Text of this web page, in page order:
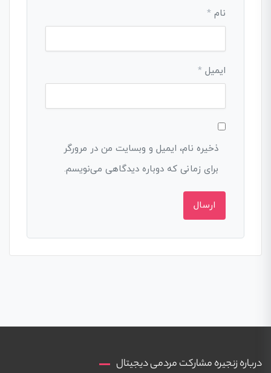
نام *
ایمیل *
ذخیره نام، ایمیل و وبسایت من در مرورگر
برای زمانی که دوباره دیدگاهی می‌نویسم.
درباره زنجیره مشارکت مردمی دیجیتال